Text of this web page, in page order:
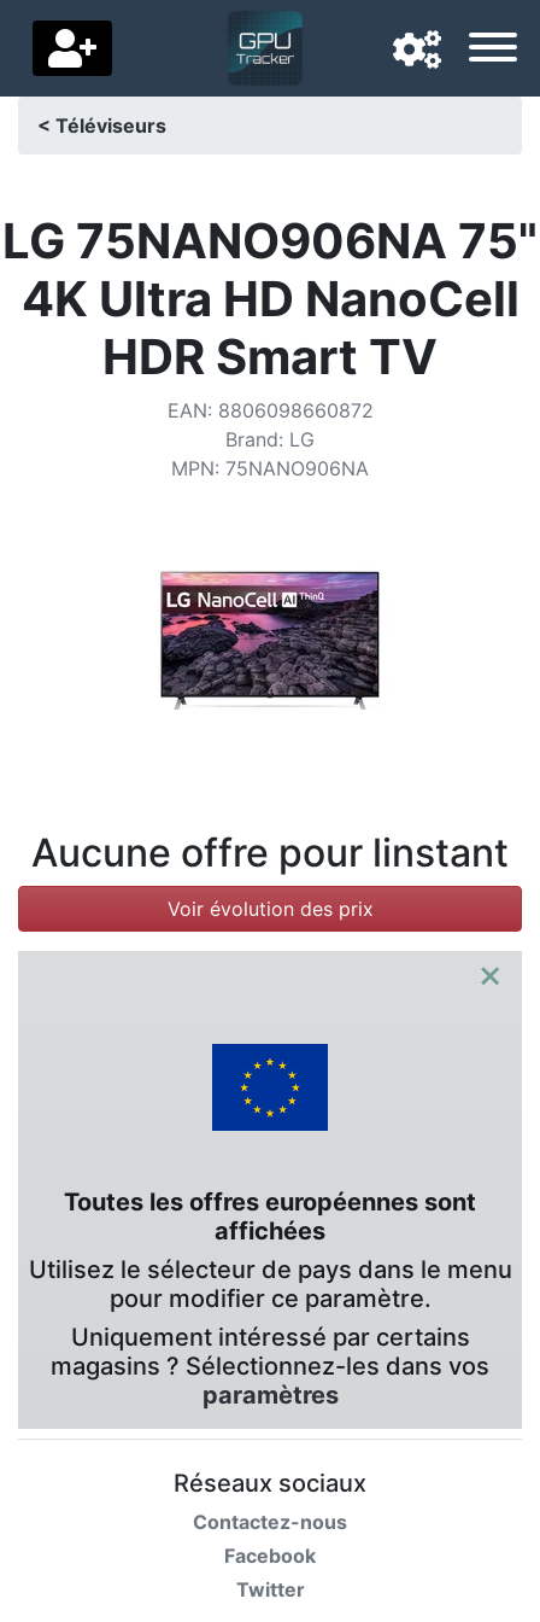
Pays de livraison
Accueil
Paramètres
< Téléviseurs
LG 75NANO906NA 75"
4K Ultra HD NanoCell
HDR Smart TV
EAN: 8806098660872
Brand: LG
MPN: 75NANO906NA
Aucune offre pour linstant
Voir évolution des prix
×
Toutes les offres européennes sont
affichées
Utilisez le sélecteur de pays dans le menu
pour modifier ce paramètre.
Uniquement intéressé par certains
magasins ? Sélectionnez-les dans vos
paramètres
Réseaux sociaux
Contactez-nous
Facebook
Twitter